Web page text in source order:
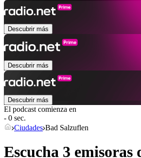
Descubrir más
Descubrir más
Descubrir más
El podcast comienza en
- 0 sec.
Ciudades Bad Salzuflen
Escucha 3 emisoras